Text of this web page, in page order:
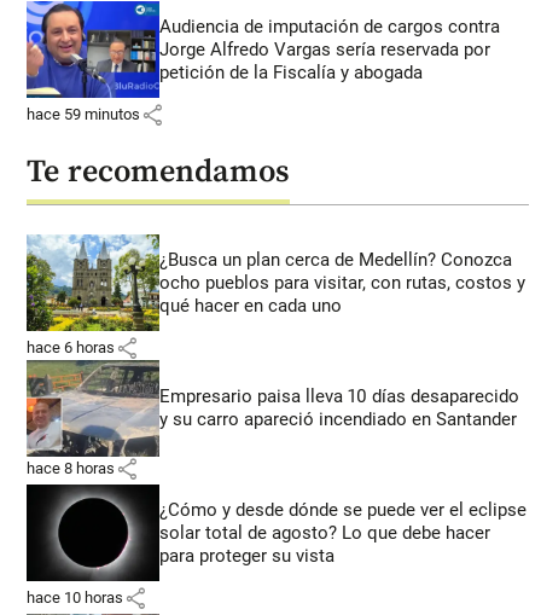
Audiencia de imputación de cargos contra
Jorge Alfredo Vargas sería reservada por
petición de la Fiscalía y abogada
hace 59 minutos share
Te recomendamos
¿Busca un plan cerca de Medellín? Conozca
ocho pueblos para visitar, con rutas, costos y
qué hacer en cada uno
hace 6 horas share
Empresario paisa lleva 10 días desaparecido
y su carro apareció incendiado en Santander
hace 8 horas share
¿Cómo y desde dónde se puede ver el eclipse
solar total de agosto? Lo que debe hacer
para proteger su vista
hace 10 horas share